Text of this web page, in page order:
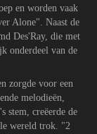
en worden vaak
Alone". Naast de
Des'Ray, die met
onderdeel van de
zorgde voor een
melodieën,
stem, creëerde de
wereld trok. "2